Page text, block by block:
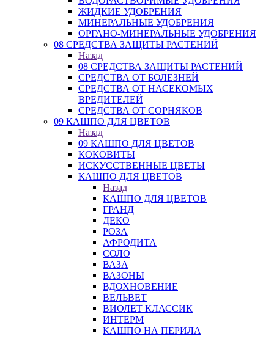
ЖИДКИЕ УДОБРЕНИЯ
МИНЕРАЛЬНЫЕ УДОБРЕНИЯ
ОРГАНО-МИНЕРАЛЬНЫЕ УДОБРЕНИЯ
08 СРЕДСТВА ЗАЩИТЫ РАСТЕНИЙ
Назад
08 СРЕДСТВА ЗАЩИТЫ РАСТЕНИЙ
СРЕДСТВА ОТ БОЛЕЗНЕЙ
СРЕДСТВА ОТ НАСЕКОМЫХ
ВРЕДИТЕЛЕЙ
СРЕДСТВА ОТ СОРНЯКОВ
09 КАШПО ДЛЯ ЦВЕТОВ
Назад
09 КАШПО ДЛЯ ЦВЕТОВ
КОКОВИТЫ
ИСКУССТВЕННЫЕ ЦВЕТЫ
КАШПО ДЛЯ ЦВЕТОВ
Назад
КАШПО ДЛЯ ЦВЕТОВ
ГРАНД
ДЕКО
РОЗА
АФРОДИТА
СОЛО
ВАЗА
ВАЗОНЫ
ВДОХНОВЕНИЕ
ВЕЛЬВЕТ
ВИОЛЕТ КЛАССИК
ИНТЕРМ
КАШПО НА ПЕРИЛА